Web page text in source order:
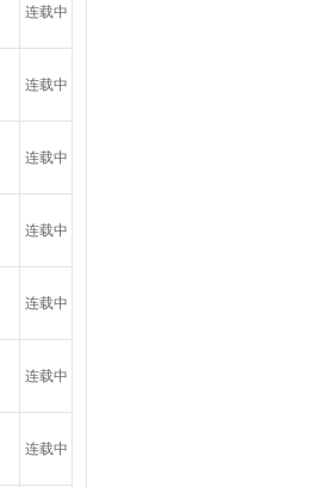
连载中
连载中
连载中
连载中
连载中
连载中
连载中